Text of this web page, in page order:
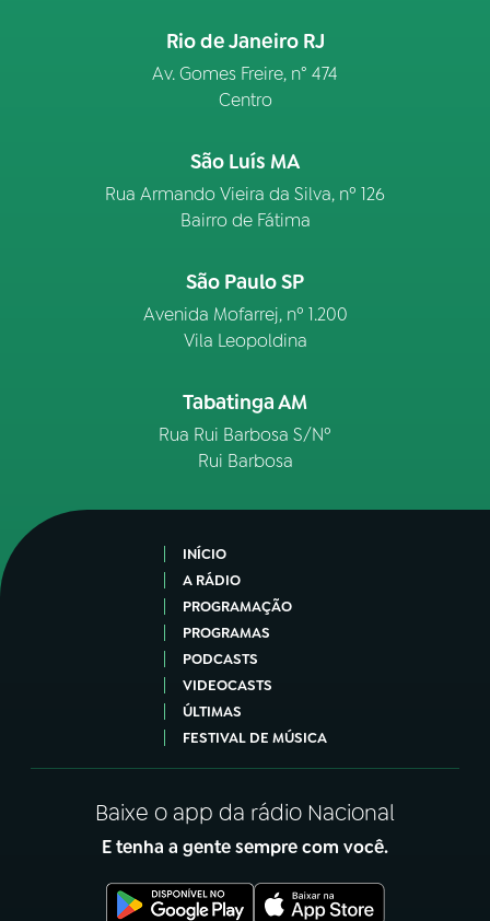
Rio de Janeiro RJ
Av. Gomes Freire, n° 474
Centro
São Luís MA
Rua Armando Vieira da Silva, nº 126
Bairro de Fátima
São Paulo SP
Avenida Mofarrej, nº 1.200
Vila Leopoldina
Tabatinga AM
Rua Rui Barbosa S/Nº
Rui Barbosa
INÍCIO
A RÁDIO
PROGRAMAÇÃO
PROGRAMAS
PODCASTS
VIDEOCASTS
ÚLTIMAS
FESTIVAL DE MÚSICA
Baixe o app da rádio Nacional
E tenha a gente sempre com você.